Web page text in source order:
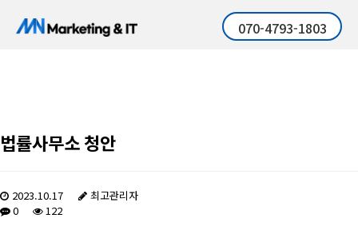
070-4793-1803
법률사무소 청안
2023.10.17
최고관리자
0
122